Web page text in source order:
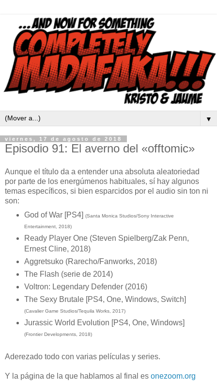
▼
viernes, 17 de agosto de 2018
Episodio 91: El averno del «offtomic»
Aunque el título da a entender una absoluta aleatoriedad
por parte de los energúmenos habituales, sí hay algunos
temas específicos, si bien esparcidos por el audio sin ton ni
son:
God of War [PS4] (Santa Monica Studios/Sony Interactive
Entertainment, 2018)
Ready Player One (Steven Spielberg/Zak Penn,
Ernest Cline, 2018)
Aggretsuko (Rarecho/Fanworks, 2018)
The Flash (serie de 2014)
Voltron: Legendary Defender (2016)
The Sexy Brutale [PS4, One, Windows, Switch]
(Cavalier Game Studios/Tequila Works, 2017)
Jurassic World Evolution [PS4, One, Windows]
(Frontier Developments, 2018)
Aderezado todo con varias películas y series.
Y la página de la que hablamos al final es onezoom.org